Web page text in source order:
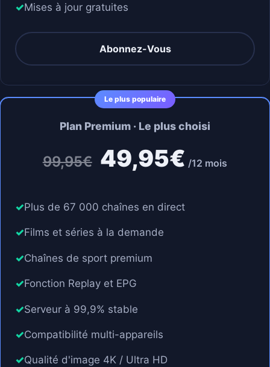
Mises à jour gratuites
Abonnez-Vous
Plan Premium · Le plus choisi
99,95€ 49,95€ /12 mois
Plus de 67 000 chaînes en direct
Films et séries à la demande
Chaînes de sport premium
Fonction Replay et EPG
Serveur à 99,9% stable
Compatibilité multi-appareils
Qualité d'image 4K / Ultra HD